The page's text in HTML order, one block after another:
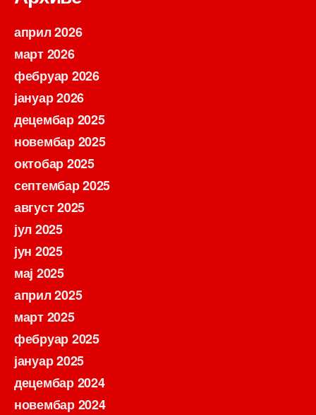
април 2026
март 2026
фебруар 2026
јануар 2026
децембар 2025
новембар 2025
октобар 2025
септембар 2025
август 2025
јул 2025
јун 2025
мај 2025
април 2025
март 2025
фебруар 2025
јануар 2025
децембар 2024
новембар 2024